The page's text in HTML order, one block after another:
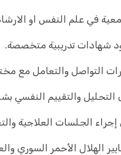
في علم النفس او
شهادات تدريبية متخصصة.
التواصل والتعامل مع
التحليل والتقييم النفسي
إجراء الجلسات العلاجية
الهلال الأحمر السوري